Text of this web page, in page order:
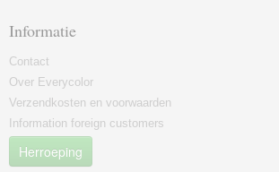
Informatie
Contact
Over Everycolor
Verzendkosten en voorwaarden
Information foreign customers
Herroeping